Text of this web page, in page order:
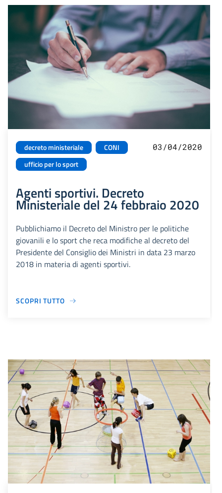
decreto ministeriale
CONI
ufficio per lo sport
03/04/2020
Agenti sportivi. Decreto
Ministeriale del 24 febbraio 2020
Pubblichiamo il Decreto del Ministro per le politiche
giovanili e lo sport che reca modifiche al decreto del
Presidente del Consiglio dei Ministri in data 23 marzo
2018 in materia di agenti sportivi.
SCOPRI TUTTO